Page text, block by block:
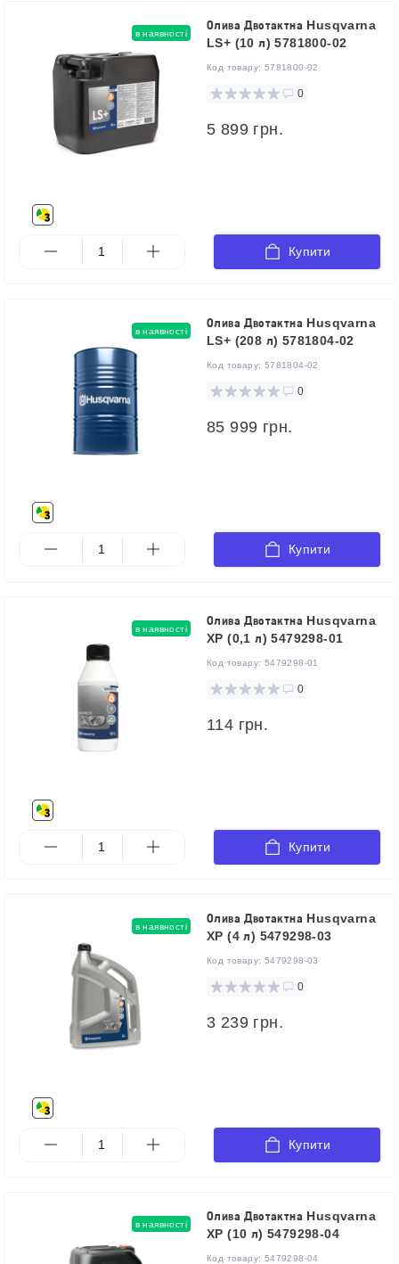
в наявності
Олива Двотактна Husqvarna
LS+ (10 л) 5781800-02
Код товару: 5781800-02
0
5 899 грн.
Купити
в наявності
Олива Двотактна Husqvarna
LS+ (208 л) 5781804-02
Код товару: 5781804-02
0
85 999 грн.
Купити
в наявності
Олива Двотактна Husqvarna
XP (0,1 л) 5479298-01
Код товару: 5479298-01
0
114 грн.
Купити
в наявності
Олива Двотактна Husqvarna
XP (4 л) 5479298-03
Код товару: 5479298-03
0
3 239 грн.
Купити
в наявності
Олива Двотактна Husqvarna
XP (10 л) 5479298-04
Код товару: 5479298-04